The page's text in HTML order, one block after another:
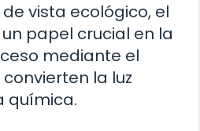
vista ecológico, el
papel crucial en la
mediante el
la luz
química.